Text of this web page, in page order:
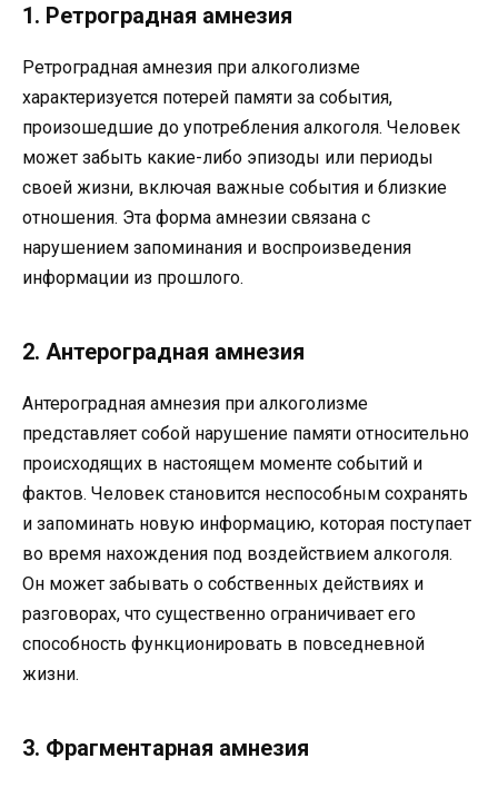
1. Ретроградная амнезия
Ретроградная амнезия при алкоголизме
характеризуется потерей памяти за события,
произошедшие до употребления алкоголя. Человек
может забыть какие-либо эпизоды или периоды
своей жизни, включая важные события и близкие
отношения. Эта форма амнезии связана с
нарушением запоминания и воспроизведения
информации из прошлого.
2. Антероградная амнезия
Антероградная амнезия при алкоголизме
представляет собой нарушение памяти относительно
происходящих в настоящем моменте событий и
фактов. Человек становится неспособным сохранять
и запоминать новую информацию, которая поступает
во время нахождения под воздействием алкоголя.
Он может забывать о собственных действиях и
разговорах, что существенно ограничивает его
способность функционировать в повседневной
жизни.
3. Фрагментарная амнезия